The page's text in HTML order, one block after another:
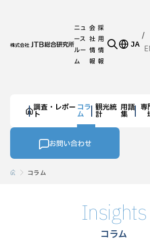
ニュ
ース
ルー
ム
会
社
情
報
採
用
情
報
JA
調査・レポー
ト
コラ
ム
観光統
計
用語
集
専
お問い合わせ
コラム
Insights
コラム